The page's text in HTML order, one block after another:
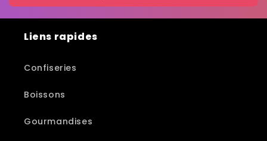
Liens rapides
Confiseries
Boissons
Gourmandises